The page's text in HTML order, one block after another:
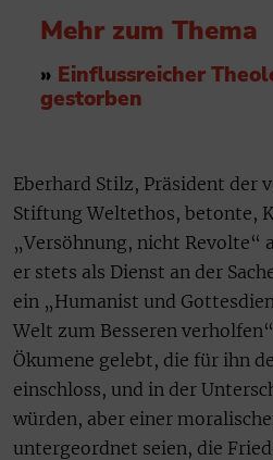
Mehr zum Thema
» Einflussreicher
gestorben
Eberhard Stilz, Präsident der
Stiftung Weltethos, betonte,
„Versöhnung, nicht Revolte“
er stets als Dienst an der
ein „Humanist und
Welt zum Besseren
Ökumene gelebt, die für ihn
einschloss, und in der
würden, aber einer
untergeordnet seien, die